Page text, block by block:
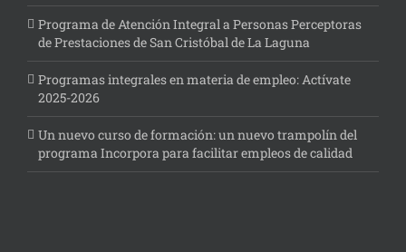
Programa de Atención Integral a Personas Perceptoras
de Prestaciones de San Cristóbal de La Laguna
Programas integrales en materia de empleo: Actívate
2025-2026
Un nuevo curso de formación: un nuevo trampolín del
programa Incorpora para facilitar empleos de calidad